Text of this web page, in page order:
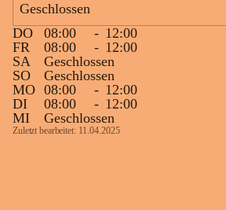
Geschlossen
DO
08:00 - 12:00
FR
08:00 - 12:00
SA
Geschlossen
SO
Geschlossen
MO 08:00 - 12:00
DI
08:00 - 12:00
MI
Geschlossen
Zuletzt bearbeitet: 11.04.2025